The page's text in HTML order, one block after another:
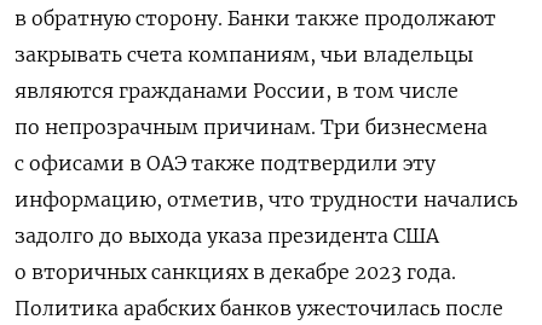
в обратную сторону. Банки также продолжают
закрывать счета компаниям, чьи владельцы
являются гражданами России, в том числе
по непрозрачным причинам. Три бизнесмена
с офисами в ОАЭ также подтвердили эту
информацию, отметив, что трудности начались
задолго до выхода указа президента США
о вторичных санкциях в декабре 2023 года.
Политика арабских банков ужесточилась после